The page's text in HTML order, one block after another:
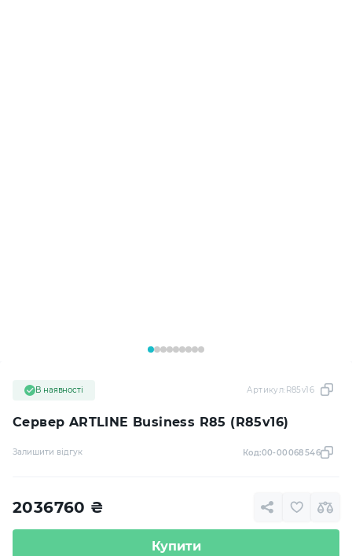
Сервер ARTLINE Business R85 (R85v16)
В наявності Артикул:R85v16
Залишити відгук Код:00-00068546
2036760 ₴
Купити